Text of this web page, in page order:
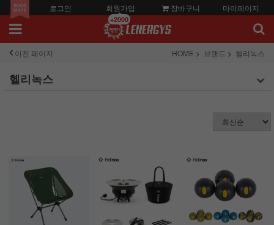
로그인 회원가입
+2000
장바구니 마이페이지
이전 페이지 HOME 브랜드 헬리녹스
헬리녹스